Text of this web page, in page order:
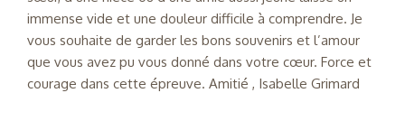
immense vide et une douleur difficile à comprendre. Je
vous souhaite de garder les bons souvenirs et l’amour
que vous avez pu vous donné dans votre cœur. Force et
courage dans cette épreuve. Amitié , Isabelle Grimard